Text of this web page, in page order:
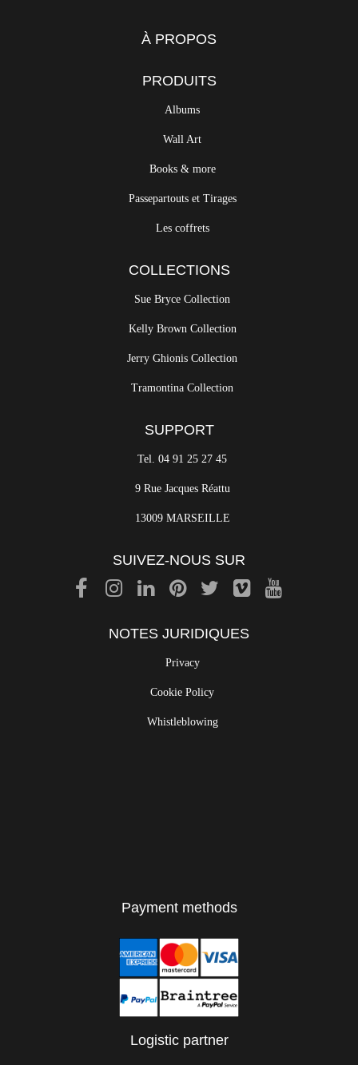
À PROPOS
PRODUITS
Albums
Wall Art
Books & more
Passepartouts et Tirages
Les coffrets
COLLECTIONS
Sue Bryce Collection
Kelly Brown Collection
Jerry Ghionis Collection
Tramontina Collection
SUPPORT
Tel. 04 91 25 27 45
9 Rue Jacques Réattu
13009 MARSEILLE
SUIVEZ-NOUS SUR
NOTES JURIDIQUES
Privacy
Cookie Policy
Whistleblowing
Payment methods
Logistic partner